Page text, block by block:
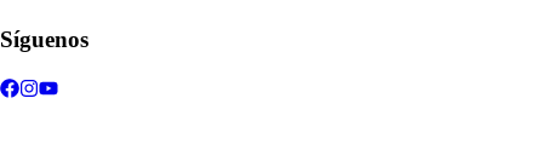
Síguenos